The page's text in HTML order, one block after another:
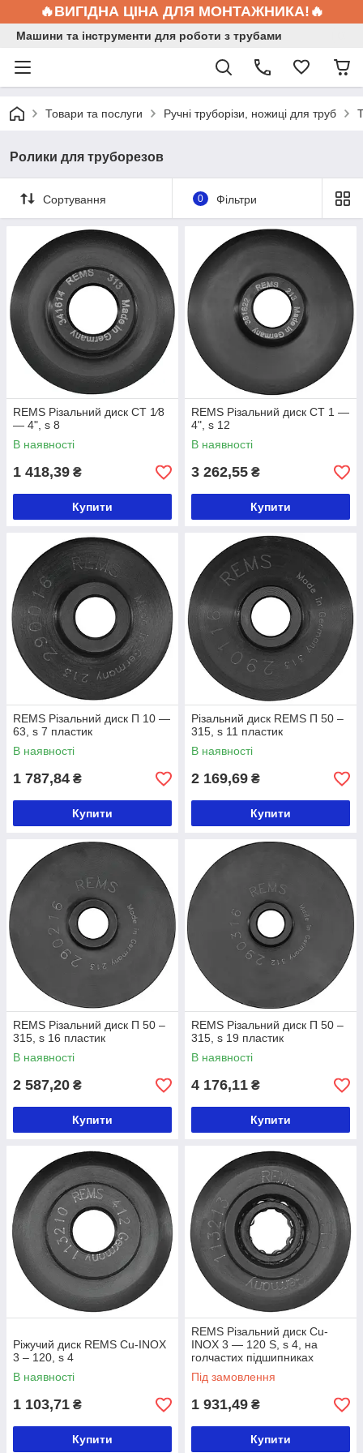
🔥ВИГІДНА ЦІНА ДЛЯ МОНТАЖНИКА!🔥
Машини та інструменти для роботи з трубами
Товари та послуги Ручні труборізи, ножиці для труб
Ролики для труборезов
Сортування 0 Фільтри
REMS Різальний диск CT 1⁄8
— 4", s 8
В наявності
1 418,39 ₴
Купити
REMS Різальний диск CT 1 —
4", s 12
В наявності
3 262,55 ₴
Купити
REMS Різальний диск П 10 —
63, s 7 пластик
В наявності
1 787,84 ₴
Купити
Різальний диск REMS П 50 –
315, s 11 пластик
В наявності
2 169,69 ₴
Купити
REMS Різальний диск П 50 –
315, s 16 пластик
В наявності
2 587,20 ₴
Купити
REMS Різальний диск П 50 –
315, s 19 пластик
В наявності
4 176,11 ₴
Купити
Ріжучий диск REMS Cu-INOX
3 – 120, s 4
В наявності
1 103,71 ₴
Купити
REMS Різальний диск Cu-
INOX 3 — 120 S, s 4, на
голчастих підшипниках
Під замовлення
1 931,49 ₴
Купити